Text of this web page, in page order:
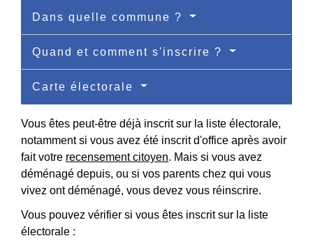
Dans quelle commune ?
Quand et comment s'inscrire ?
Carte électorale
Vous êtes peut-être déjà inscrit sur la liste électorale,
notamment si vous avez été inscrit d'office après avoir
fait votre recensement citoyen. Mais si vous avez
déménagé depuis, ou si vos parents chez qui vous
vivez ont déménagé, vous devez vous réinscrire.
Vous pouvez vérifier si vous êtes inscrit sur la liste
électorale :